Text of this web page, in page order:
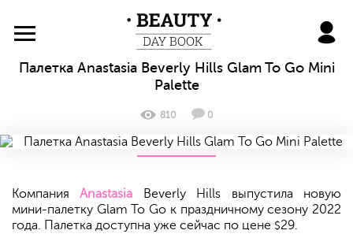
BeautyDayBook
Палетка Anastasia Beverly Hills Glam To Go Mini
Palette
810 0
КомпанияAnastasia Beverly Hills выпустила новую
мини-палетку Glam To Go к праздничному сезону 2022
года. Палетка доступна уже сейчас по цене $29.